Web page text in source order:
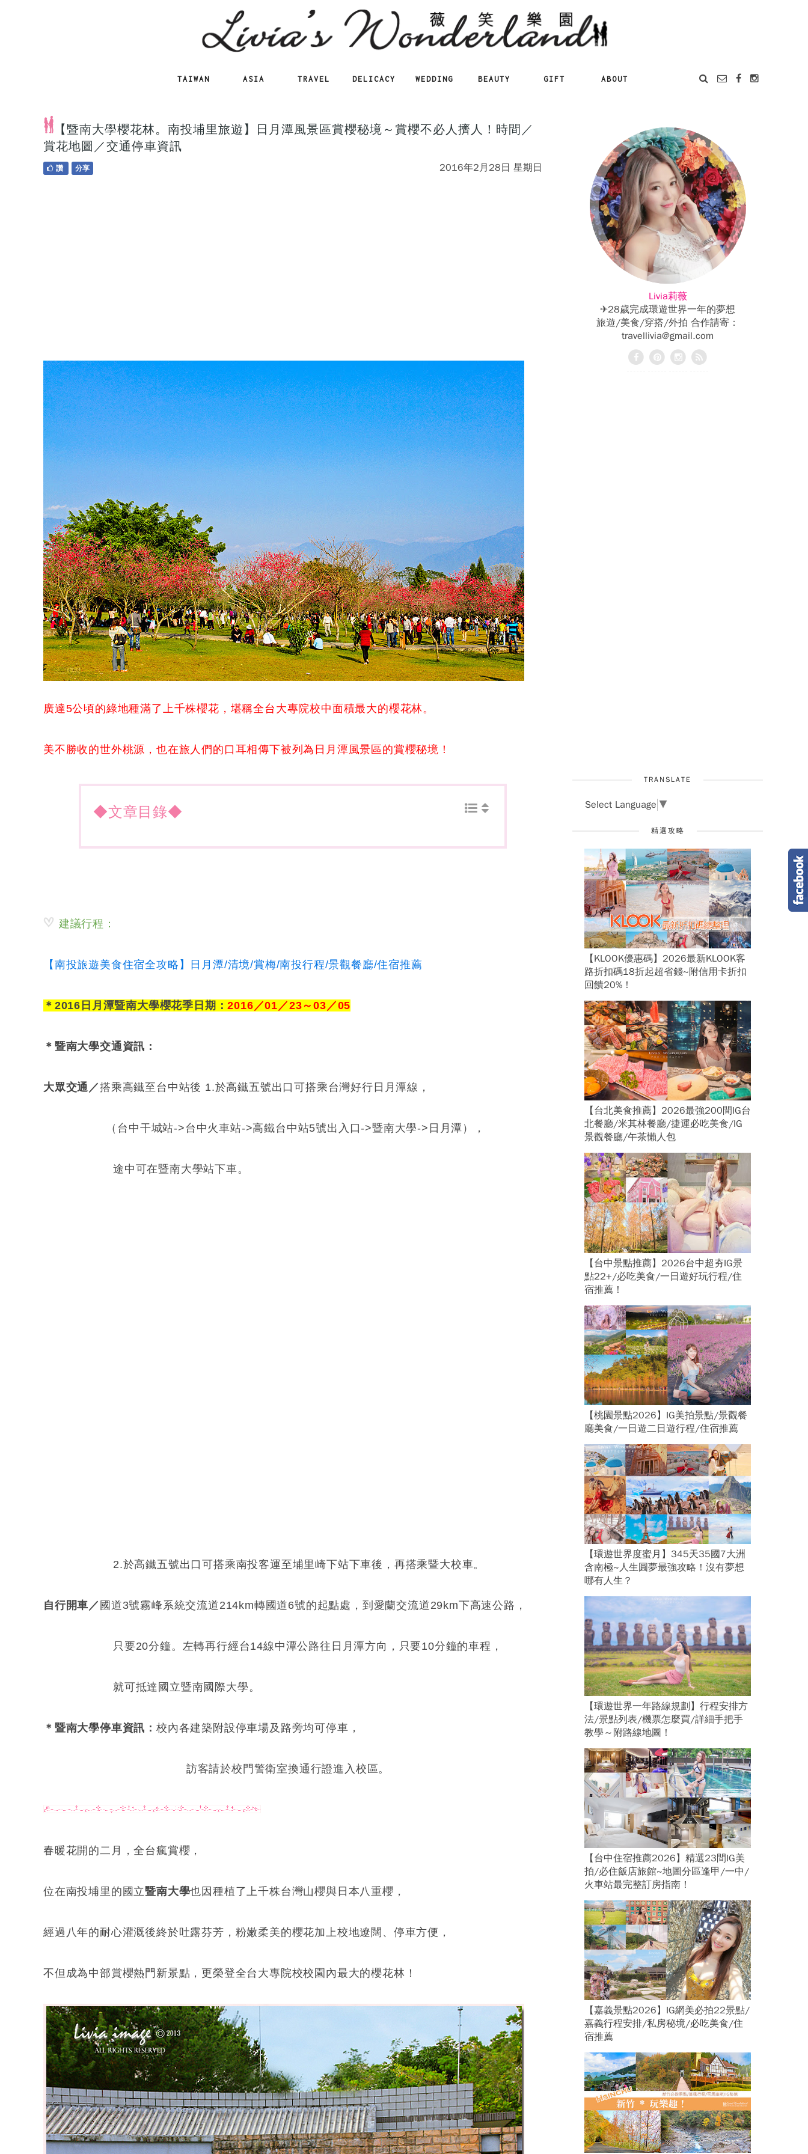
TAIWAN ASIA TRAVEL DELICACY WEDDING BEAUTY GIFT ABOUT
【暨南大學櫻花林。南投埔里旅遊】日月潭風景區賞櫻秘境～賞櫻不必人擠人！時間／
賞花地圖／交通停車資訊
2016年2月28日 星期日
讚 分享
廣達5公頃的綠地種滿了上千株櫻花，堪稱全台大專院校中面積最大的櫻花林。
美不勝收的世外桃源，也在旅人們的口耳相傳下被列為日月潭風景區的賞櫻秘境！
◆文章目錄◆
建議行程：
【南投旅遊美食住宿全攻略】日月潭/清境/賞梅/南投行程/景觀餐廳/住宿推薦
＊2016日月潭暨南大學櫻花季日期：2016／01／23～03／05
＊暨南大學交通資訊：
大眾交通／搭乘高鐵至台中站後 1.於高鐵五號出口可搭乘台灣好行日月潭線，
（台中干城站->台中火車站->高鐵台中站5號出入口->暨南大學->日月潭），
途中可在暨南大學站下車。
2.於高鐵五號出口可搭乘南投客運至埔里崎下站下車後，再搭乘暨大校車。
自行開車／ 國道3號霧峰系統交流道214km轉國道6號的起點處，到愛蘭交流道29km下高速公路，
只要20分鐘。左轉再行經台14線中潭公路往日月潭方向，只要10分鐘的車程，
就可抵達國立暨南國際大學。
＊暨南大學停車資訊： 校內各建築附設停車場及路旁均可停車，
訪客請於校門警衛室換通行證進入校區。
春暖花開的二月，全台瘋賞櫻，
位在南投埔里的國立暨南大學也因種植了上千株台灣山櫻與日本八重櫻，
經過八年的耐心灌溉後終於吐露芬芳，粉嫩柔美的櫻花加上校地遼闊、停車方便，
不但成為中部賞櫻熱門新景點，更榮登全台大專院校校園內最大的櫻花林！
Livia莉薇
✈28歲完成環遊世界一年的夢想
旅遊/美食/穿搭/外拍 合作請寄：
travellivia@gmail.com
TRANSLATE
Select Language ▼
精選攻略
【KLOOK優惠碼】2026最新KLOOK客
路折扣碼18折起超省錢~附信用卡折扣
回饋20%！
【台北美食推薦】2026最強200間IG台
北餐廳/米其林餐廳/捷運必吃美食/IG
景觀餐廳/午茶懶人包
【台中景點推薦】2026台中超夯IG景
點22+/必吃美食/一日遊好玩行程/住
宿推薦！
【桃園景點2026】IG美拍景點/景觀餐
廳美食/一日遊二日遊行程/住宿推薦
【環遊世界度蜜月】345天35國7大洲
含南極~人生圓夢最強攻略！沒有夢想
哪有人生？
【環遊世界一年路線規劃】行程安排方
法/景點列表/機票怎麼買/詳細手把手
教學～附路線地圖！
【台中住宿推薦2026】精選23間IG美
拍/必住飯店旅館~地圖分區逢甲/一中/
火車站最完整訂房指南！
【嘉義景點2026】IG網美必拍22景點/
嘉義行程安排/私房秘境/必吃美食/住
宿推薦